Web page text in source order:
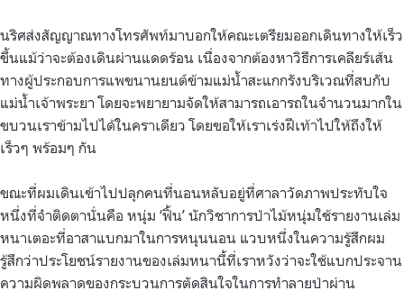
นริศส่งสัญญาณทางโทรศัพท์มาบอกให้คณะเตรียมออกเดินทางให้เร็ว
ขึ้นแม้ว่าจะต้องเดินผ่านแดดร้อน เนื่องจากต้องหาวิธีการเคลียร์เส้น
ทางผู้ประกอบการแพขนานยนต์ข้ามแม่น้ำสะแกกรังบริเวณที่สบกับ
แม่น้ำเจ้าพระยา โดยจะพยายามจัดให้สามารถเอารถในจำนวนมากใน
ขบวนเราข้ามไปได้ในคราเดียว โดยขอให้เราเร่งฝีเท้าไปให้ถึงให้
เร็วๆ พร้อมๆ กัน
ขณะที่ผมเดินเข้าไปปลุกคนที่นอนหลับอยู่ที่ศาลาวัดภาพประทับใจ
หนึ่งที่จำติดตานั่นคือ หนุ่ม ‘ฟิ้น’ นักวิชาการป่าไม้หนุ่มใช้รายงานเล่ม
หนาเตอะที่อาสาแบกมาในการหนุนนอน แวบหนึ่งในความรู้สึกผม
รู้สึกว่าประโยชน์รายงานของเล่มหนานี้ที่เราหวังว่าจะใช้แบกประจาน
ความผิดพลาดของกระบวนการตัดสินใจในการทำลายป่าผ่าน